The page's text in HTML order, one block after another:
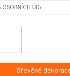
ÚDAJŮ
Dřevěné